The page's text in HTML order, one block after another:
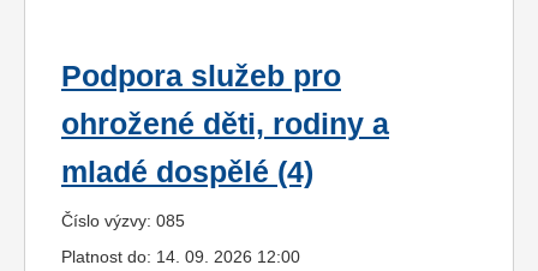
Podpora služeb pro
ohrožené děti, rodiny a
mladé dospělé (4)
Číslo výzvy: 085
Platnost do: 14. 09. 2026 12:00